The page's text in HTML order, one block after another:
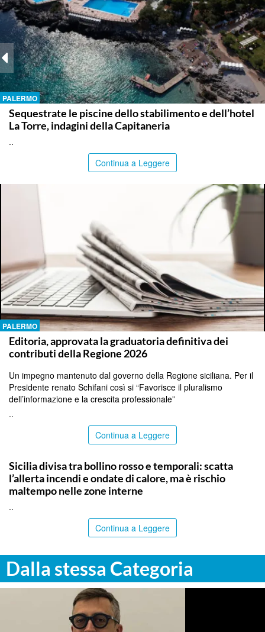
PALERMO
Sequestrate le piscine dello stabilimento e dell’hotel
La Torre, indagini della Capitaneria
..
Continua a Leggere
PALERMO
Editoria, approvata la graduatoria definitiva dei
contributi della Regione 2026
Un impegno mantenuto dal governo della Regione siciliana. Per il
Presidente renato Schifani così si “Favorisce il pluralismo
dell’informazione e la crescita professionale”
..
Continua a Leggere
Sicilia divisa tra bollino rosso e temporali: scatta
l’allerta incendi e ondate di calore, ma è rischio
maltempo nelle zone interne
..
Continua a Leggere
Dalla stessa Categoria